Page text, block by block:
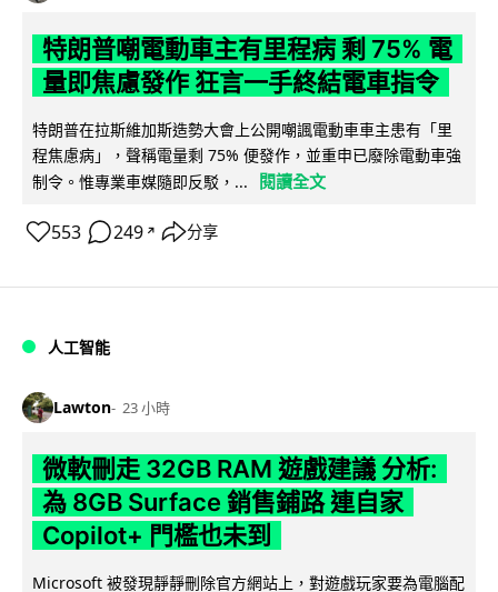
特朗普嘲電動車主有里程病 剩 75% 電
量即焦慮發作 狂言一手終結電車指令
特朗普在拉斯維加斯造勢大會上公開嘲諷電動車車主患有「里
程焦慮病」，聲稱電量剩 75% 便發作，並重申已廢除電動車強
制令。惟專業車媒隨即反駁，...
閱讀全文
553 249 ↗ 分享
人工智能
Lawton 23 小時
微軟刪走 32GB RAM 遊戲建議 分析:
為 8GB Surface 銷售鋪路 連自家
Copilot+ 門檻也未到
Microsoft 被發現靜靜刪除官方網站上，對遊戲玩家要為電腦配